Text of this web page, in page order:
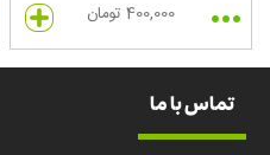
400,000 تومان
تماس با ما